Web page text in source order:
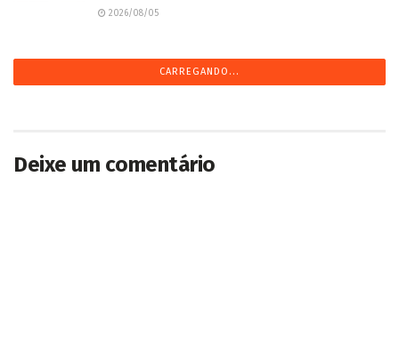
2026/08/05
CARREGANDO...
Deixe um comentário